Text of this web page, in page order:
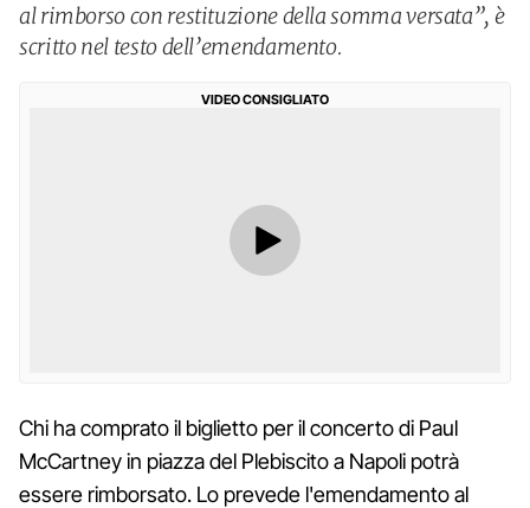
al rimborso con restituzione della somma versata”, è
scritto nel testo dell’emendamento.
VIDEO CONSIGLIATO
Chi ha comprato il biglietto per il concerto di Paul
McCartney in piazza del Plebiscito a Napoli potrà
essere rimborsato. Lo prevede l'emendamento al